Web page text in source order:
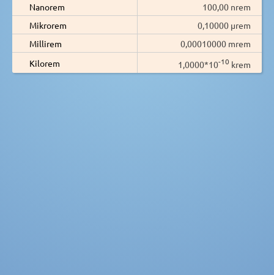
Nanorem
100,00 nrem
Mikrorem
0,10000 µrem
Millirem
0,00010000 mrem
Kilorem
1,0000*10-10 krem